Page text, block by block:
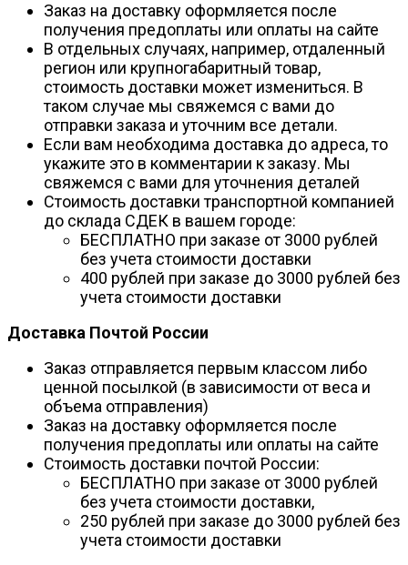
Заказ на доставку оформляется после
получения предоплаты или оплаты на сайте
В отдельных случаях, например, отдаленный
регион или крупногабаритный товар,
стоимость доставки может измениться. В
таком случае мы свяжемся с вами до
отправки заказа и уточним все детали.
Если вам необходима доставка до адреса, то
укажите это в комментарии к заказу. Мы
свяжемся с вами для уточнения деталей
Стоимость доставки транспортной компанией
до склада СДЕК в вашем городе:
БЕСПЛАТНО при заказе от 3000 рублей
без учета стоимости доставки
400 рублей при заказе до 3000 рублей без
учета стоимости доставки
Доставка Почтой России
Заказ отправляется первым классом либо
ценной посылкой (в зависимости от веса и
объема отправления)
Заказ на доставку оформляется после
получения предоплаты или оплаты на сайте
Стоимость доставки почтой России:
БЕСПЛАТНО при заказе от 3000 рублей
без учета стоимости доставки,
250 рублей при заказе до 3000 рублей без
учета стоимости доставки